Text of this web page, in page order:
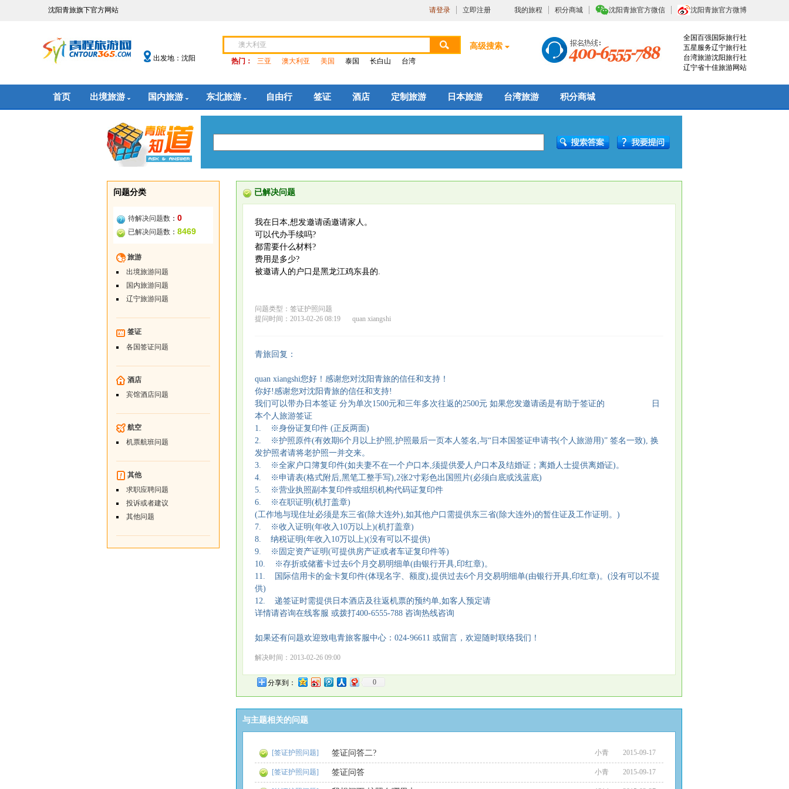
沈阳青旅旗下官方网站 我的旅程 积分商城 沈阳青旅官方微信 沈阳青旅官方微博
请登录 立即注册
出发地：沈阳 热门： 三亚 澳大利亚 美国 泰国 长白山 台湾
高级搜索
全国百强国际旅行社
五星服务辽宁旅行社
台湾旅游沈阳旅行社
辽宁省十佳旅游网站
首页 出境旅游 国内旅游 东北旅游 自由行 签证 酒店 定制旅游 日本旅游 台湾旅游 积分商城
问题分类
待解决问题数 ： 0
已解决问题数 ： 8469
旅游
出境旅游问题
国内旅游问题
辽宁旅游问题
签证
各国签证问题
酒店
宾馆酒店问题
航空
机票航班问题
其他
求职应聘问题
投诉或者建议
其他问题
已解决问题
我在日本,想发邀请函邀请家人。
可以代办手续吗?
都需要什么材料?
费用是多少?
被邀请人的户口是黑龙江鸡东县的.
问题类型：签证护照问题
提问时间：2013-02-26 08:19
quan xiangshi
青旅回复：
quan xiangshi您好！感谢您对沈阳青旅的信任和支持！
你好!感谢您对沈阳青旅的信任和支持!
我们可以带办日本签证 分为单次1500元和三年多次往返的2500元 如果您发邀请函是有助于签证的 日
本个人旅游签证
1. ※身份证复印件 (正反两面)
2. ※护照原件(有效期6个月以上护照,护照最后一页本人签名,与“日本国签证申请书(个人旅游用)” 签名一致), 换
发护照者请将老护照一并交来。
3. ※全家户口簿复印件(如夫妻不在一个户口本,须提供爱人户口本及结婚证；离婚人士提供离婚证)。
4. ※申请表(格式附后,黑笔工整手写),2张2寸彩色出国照片(必须白底或浅蓝底)
5. ※营业执照副本复印件或组织机构代码证复印件
6. ※在职证明(机打盖章)
(工作地与现住址必须是东三省(除大连外),如其他户口需提供东三省(除大连外)的暂住证及工作证明。)
7. ※收入证明(年收入10万以上)(机打盖章)
8. 纳税证明(年收入10万以上)(没有可以不提供)
9. ※固定资产证明(可提供房产证或者车证复印件等)
10. ※存折或储蓄卡过去6个月交易明细单(由银行开具,印红章)。
11. 国际信用卡的金卡复印件(体现名字、额度),提供过去6个月交易明细单(由银行开具,印红章)。(没有可以不提
供)
12. 递签证时需提供日本酒店及往返机票的预约单,如客人预定请
详情请咨询在线客服 或拨打400-6555-788 咨询热线咨询
如果还有问题欢迎致电青旅客服中心：024-96611 或留言，欢迎随时联络我们！
解决时间：2013-02-26 09:00
分享到： 0
与主题相关的问题
[签证护照问题] 签证问答二? 小青 2015-09-17
[签证护照问题] 签证问答 小青 2015-09-17